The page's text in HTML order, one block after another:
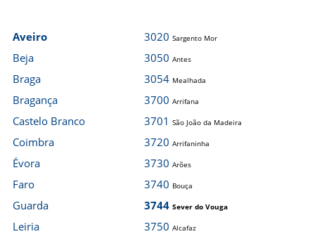
Aveiro
Beja
Braga
Bragança
Castelo Branco
Coimbra
Évora
Faro
Guarda
Leiria
3020 Sargento Mor
3050 Antes
3054 Mealhada
3700 Arrifana
3701 São João da Madeira
3720 Arrifaninha
3730 Arões
3740 Bouça
3744 Sever do Vouga
3750 Alcafaz